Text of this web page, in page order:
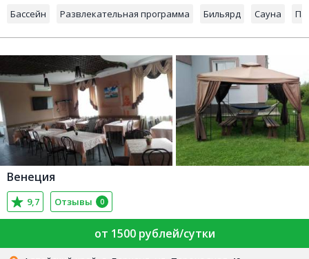
Бассейн Развлекательная программа Бильярд Сауна
Венеция
9,7 Отзывы 0
от 1500 рублей/сутки